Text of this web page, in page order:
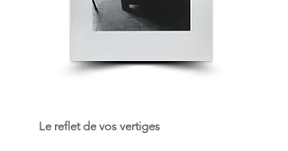
Le reflet de vos vertiges